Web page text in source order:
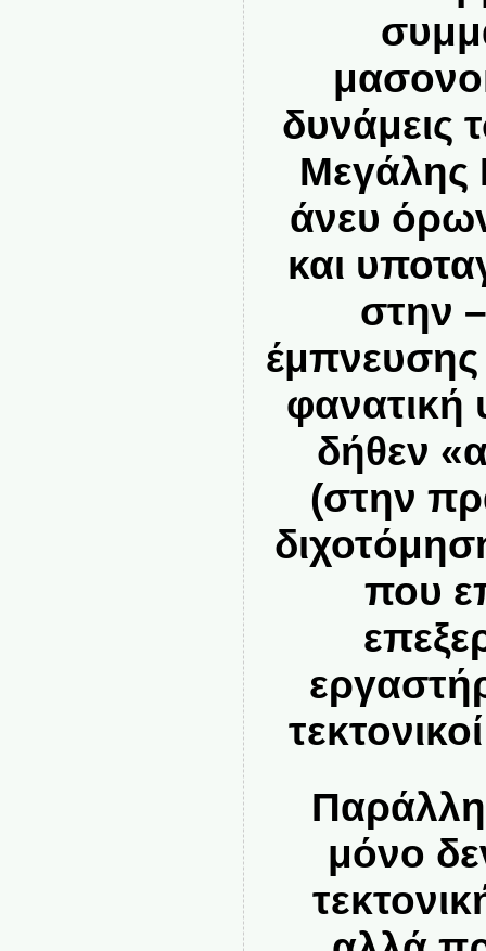
δυνάμεις
Μεγάλης
άνευ
και
στην
φανατική
δήθεν
(στην
που
μόνο